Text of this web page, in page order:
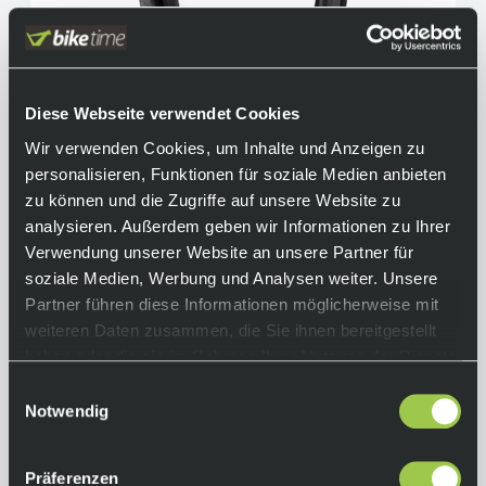
Diese Webseite verwendet Cookies
Wir verwenden Cookies, um Inhalte und Anzeigen zu
personalisieren, Funktionen für soziale Medien anbieten
zu können und die Zugriffe auf unsere Website zu
analysieren. Außerdem geben wir Informationen zu Ihrer
Verwendung unserer Website an unsere Partner für
soziale Medien, Werbung und Analysen weiter. Unsere
Partner führen diese Informationen möglicherweise mit
weiteren Daten zusammen, die Sie ihnen bereitgestellt
haben oder die sie im Rahmen Ihrer Nutzung der Dienste
Notwendig
Präferenzen
Cadex Classics Tubeless Reifen, Race Shield+,
Lieferzeit: Auf Anfrage
Art.-Nr.: P112666
In den Warenkorb